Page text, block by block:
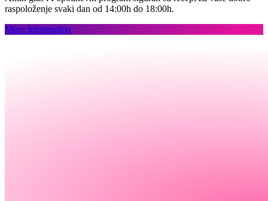
raspoloženje svaki dan od 14:00h do 18:00h.
More information